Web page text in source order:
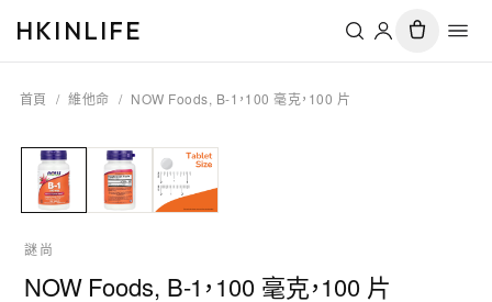
HKINLIFE
首頁 / 維他命 / NOW Foods, B-1，100 毫克，100 片
謎尚
NOW Foods, B-1，100 毫克，100 片